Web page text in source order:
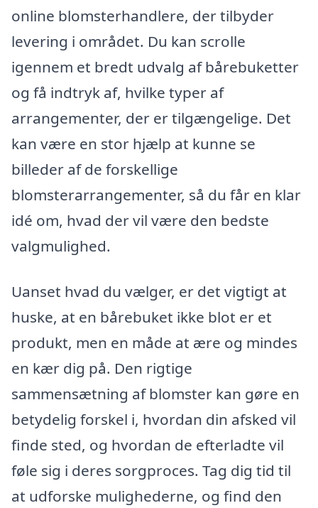
online blomsterhandlere, der tilbyder
levering i området. Du kan scrolle
igennem et bredt udvalg af bårebuketter
og få indtryk af, hvilke typer af
arrangementer, der er tilgængelige. Det
kan være en stor hjælp at kunne se
billeder af de forskellige
blomsterarrangementer, så du får en klar
idé om, hvad der vil være den bedste
valgmulighed.
Uanset hvad du vælger, er det vigtigt at
huske, at en bårebuket ikke blot er et
produkt, men en måde at ære og mindes
en kær dig på. Den rigtige
sammensætning af blomster kan gøre en
betydelig forskel i, hvordan din afsked vil
finde sted, og hvordan de efterladte vil
føle sig i deres sorgproces. Tag dig tid til
at udforske mulighederne, og find den